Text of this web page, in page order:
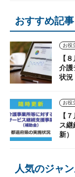
おすすめ記事
【
介護
状況
【
ス
新）
人気のジャ